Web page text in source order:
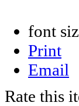
font
Print
Email
Rate this